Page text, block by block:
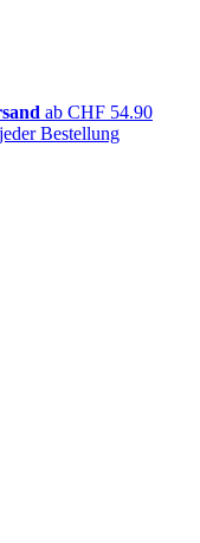
ab CHF 54.90
Bestellung